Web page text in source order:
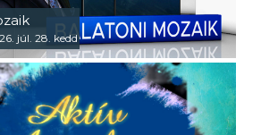
júl. 28. kedd